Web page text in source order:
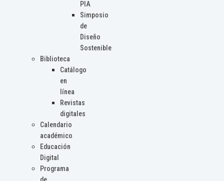
PIA
Simposio
de
Diseño
Sostenible
Biblioteca
Catálogo
en
línea
Revistas
digitales
Calendario
académico
Educación
Digital
Programa